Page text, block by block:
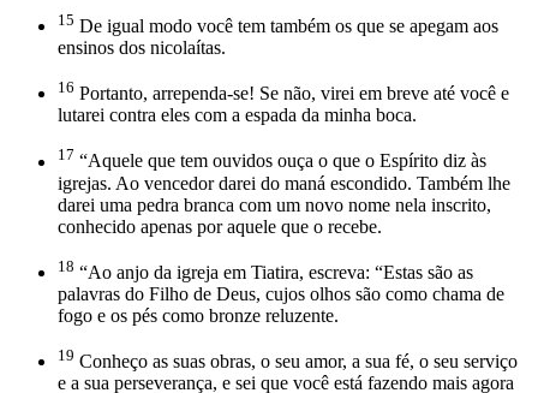
15 De igual modo você tem também os que se apegam aos
ensinos dos nicolaítas.
16 Portanto, arrependa-se! Se não, virei em breve até você e
lutarei contra eles com a espada da minha boca.
17 “Aquele que tem ouvidos ouça o que o Espírito diz às
igrejas. Ao vencedor darei do maná escondido. Também lhe
darei uma pedra branca com um novo nome nela inscrito,
conhecido apenas por aquele que o recebe.
18 “Ao anjo da igreja em Tiatira, escreva: “Estas são as
palavras do Filho de Deus, cujos olhos são como chama de
fogo e os pés como bronze reluzente.
19 Conheço as suas obras, o seu amor, a sua fé, o seu serviço
e a sua perseverança, e sei que você está fazendo mais agora